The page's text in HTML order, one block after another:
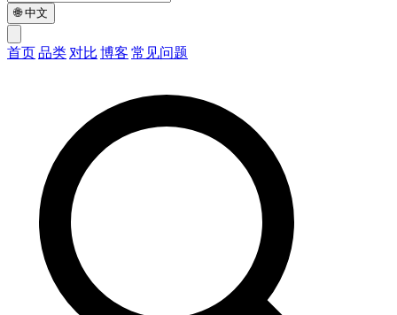
🌐中文
首页品类对比 博客 常见问题